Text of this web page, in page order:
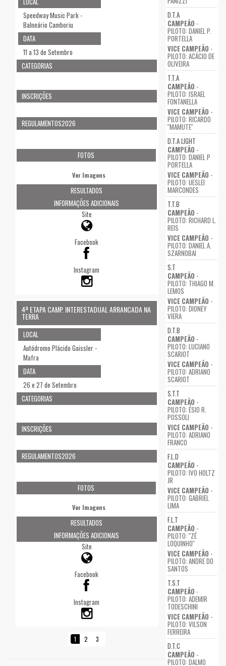
Speedway Music Park -
Balneário Camboriu
DATA
11 a 13 de Setembro
CATEGORIAS
INSCRIÇÕES
REGULAMENTOS2026
FOTOS
Ver Imagens
RESULTADOS
INFORMAÇÕES ADICIONAIS
Site
Facebook
Instagram
4ª ETAPA CAMP. INTERESTADUAL ARRANCADA NA
TERRA
LOCAL
Autódromo Plácido Gaissler -
Mafra
DATA
26 e 27 de Setembro
CATEGORIAS
INSCRIÇÕES
REGULAMENTOS2026
FOTOS
Ver Imagens
RESULTADOS
INFORMAÇÕES ADICIONAIS
Site
Facebook
Instagram
1 2 3
D.T.A
CAMPEÃO -
PILOTO: DANIEL P.
PORTELLA
VICE CAMPEÃO -
PILOTO: ACÁCIO DE
OLIVEIRA
T.T.A
CAMPEÃO -
PILOTO: ISRAEL
FONTANELLA
VICE CAMPEÃO -
PILOTO: RICARDO
''MAMUTE''
D.T.A LIGHT
CAMPEÃO -
PILOTO: DANIEL P
PORTELLA
VICE CAMPEÃO -
PILOTO: UESLEI
MARCONDES
T.T.B
CAMPEÃO -
PILOTO: RICHARD L.
REIS
VICE CAMPEÃO -
PILOTO: DANIEL A.
SZARNOBAI
S.T
CAMPEÃO -
PILOTO: THIAGO M.
LEMOS
VICE CAMPEÃO -
PILOTO: DIONEY
VIERA
D.T.B
CAMPEÃO -
PILOTO: LUCIANO
SCARIOT
VICE CAMPEÃO -
PILOTO: ADRIANO
SCARIOT
S.T.T
CAMPEÃO -
PILOTO: ÉSIO R.
POSSOLI
VICE CAMPEÃO -
PILOTO: ADRIANO
FRANCO
F.L.D
CAMPEÃO -
PILOTO: IVO HOLTZ
JR
VICE CAMPEÃO -
PILOTO: GABRIEL
LIMA
F.L.T
CAMPEÃO -
PILOTO: ''ZÉ
LOQUINHO''
VICE CAMPEÃO -
PILOTO: ANDRE DO
SANTOS
T.S.T
CAMPEÃO -
PILOTO: ADEMIR
TODESCHINI
VICE CAMPEÃO -
PILOTO: VILSON
FERREIRA
D.T.C
CAMPEÃO -
PILOTO: DALMO